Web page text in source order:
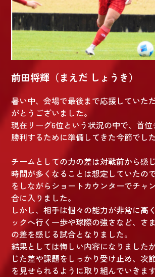
前田将輝（まえだ しょうき）
暑い中、会場で最後まで応援していた
がとうございました。
現在リーグ6位という状況の中で、首
勝利するために準備してきた今節でした
チームとしての力の差は対戦前から感
時間が多くなることは想定していたの
をしながらショートカウンターでチャ
合に入りました。
しかし、相手は個々の能力が非常に高
ックへ行く一歩や球際の強さなど、さ
の差を感じる試合となりました。
結果としては悔しい内容になりました
じた差や課題をしっかり受け止め、次
を見せられるように取り組んでいきます